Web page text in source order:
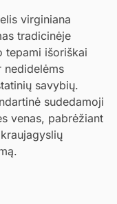
virginiana
tradicinėje
tepami išoriškai
nedidelėms
savybių.
sudedamoji
venas, pabrėžiant